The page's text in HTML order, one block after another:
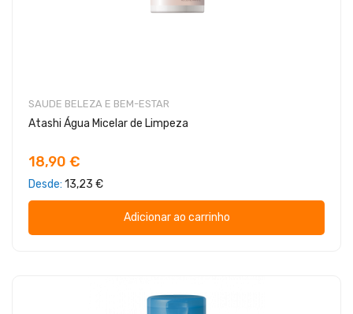
SAUDE BELEZA E BEM-ESTAR
Atashi Água Micelar de Limpeza
18,90 €
Desde 13,23 €
Adicionar ao carrinho